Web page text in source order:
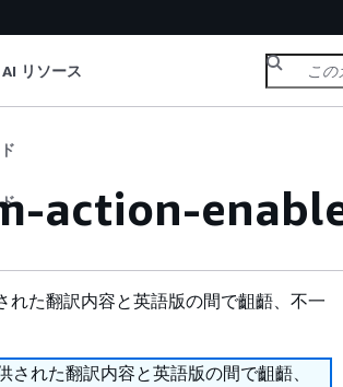
AI リソース
action-
た翻訳内容と英語版の間で齟齬、不一
れた翻訳内容と英語版の間で齟齬、